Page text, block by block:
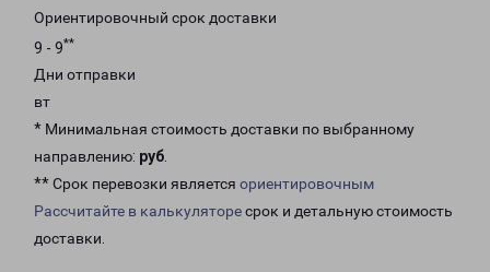
Ориентировочный срок доставки
9 - 9**
Дни отправки
вт
* Минимальная стоимость доставки по выбранному
направлению: руб.
** Срок перевозки является ориентировочным
Рассчитайте в калькуляторесрок и детальную стоимость
доставки.